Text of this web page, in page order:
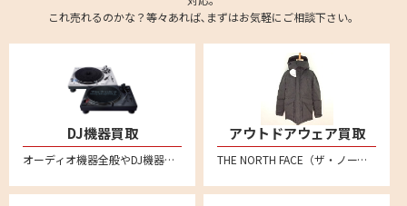
これ売れるのかな？等々あれば､まずはお気軽にご相談下さい。
DJ機器買取
オーディオ機器全般やDJ機器の買取強化中です。全国対応の宅配買取で、不要になったオーディオ機器をお売りください。 ターンテーブル、DJコントローラー、インターフェイス、CDJ、DJミキサー、DJエフェクター、シーケンサー、サンプラー、ヘッドホンやバイナル、MIDIコントローラーなども買い取りいたしております。
アウトドアウェア買取
THE NORTH FACE（ザ・ノース・フェイス）、 Patagonia（パタゴニア）、Columbia（コロンビア）、mont-bell（モンベル）、アークテリクス、スノーピーク、ナンガ、ACRONYM(アクロニウム)といった人気メーカー品を売るならリムーブへ。特にダウンジャケットなどを中心に買取強化中！